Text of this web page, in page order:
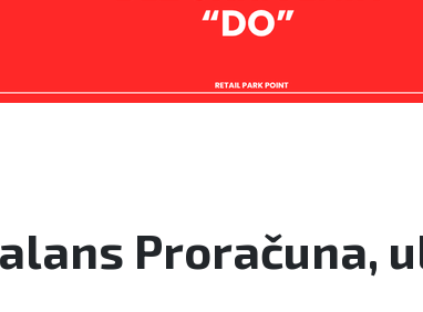
Proračuna,